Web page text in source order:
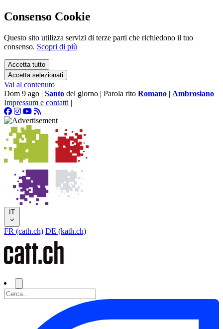
Consenso Cookie
Questo sito utilizza servizi di terze parti che richiedono il tuo
consenso. Scopri di più
Accetta tutto
Accetta selezionati
Vai al contenuto
Dom 9 ago | Santo del giorno | Parola rito Romano | Ambrosiano
Impressum e contatti |
IT
FR (cath.ch) DE (kath.ch)